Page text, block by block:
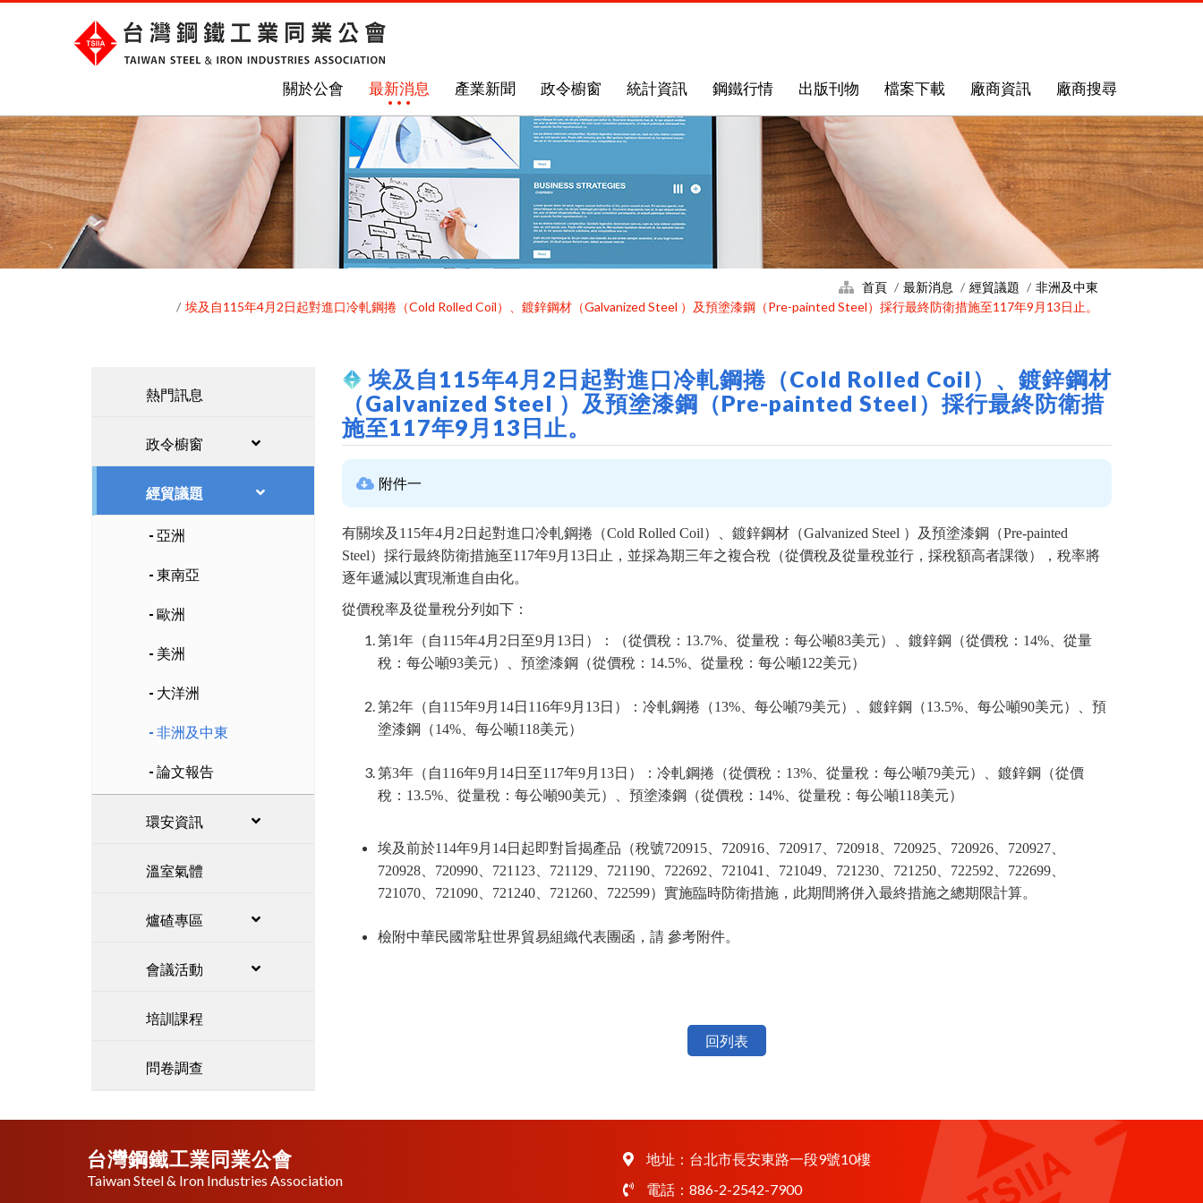
關於公會 最新消息 產業新聞 政令櫥窗 統計資訊 鋼鐵行情 出版刊物 檔案下載 廠商資訊 廠商搜尋
首頁 最新消息 經貿議題
非洲及中東
埃及自115年4月2日起對進口冷軋鋼捲（Cold Rolled Coil）、鍍鋅鋼材（Galvanized Steel ）及預塗漆鋼（Pre-painted Steel）採行最終防衛措施至117年9月13日止。
熱門訊息
政令櫥窗
經貿議題
亞洲
東南亞
歐洲
美洲
大洋洲
非洲及中東
論文報告
環安資訊
溫室氣體
爐碴專區
會議活動
培訓課程
問卷調查
埃及自115年4月2日起對進口冷軋鋼捲（Cold Rolled Coil）、鍍鋅鋼材
（Galvanized Steel ）及預塗漆鋼（Pre-painted Steel）採行最終防衛措
施至117年9月13日止。
附件一
有關埃及115年4月2日起對進口冷軋鋼捲（Cold Rolled Coil）、鍍鋅鋼材（Galvanized Steel ）及預塗漆鋼（Pre-painted
Steel）採行最終防衛措施至117年9月13日止，並採為期三年之複合稅（從價稅及從量稅並行，採稅額高者課徵），稅率將
逐年遞減以實現漸進自由化。
從價稅率及從量稅分列如下：
第1年（自115年4月2日至9月13日）：（從價稅：13.7%、從量稅：每公噸83美元）、鍍鋅鋼（從價稅：14%、從量
稅：每公噸93美元）、預塗漆鋼（從價稅：14.5%、從量稅：每公噸122美元）
第2年（自115年9月14日116年9月13日）：冷軋鋼捲（13%、每公噸79美元）、鍍鋅鋼（13.5%、每公噸90美元）、預
塗漆鋼（14%、每公噸118美元）
第3年（自116年9月14日至117年9月13日）：冷軋鋼捲（從價稅：13%、從量稅：每公噸79美元）、鍍鋅鋼（從價
稅：13.5%、從量稅：每公噸90美元）、預塗漆鋼（從價稅：14%、從量稅：每公噸118美元）
埃及前於114年9月14日起即對旨揭產品（稅號720915、720916、720917、720918、720925、720926、720927、
720928、720990、721123、721129、721190、722692、721041、721049、721230、721250、722592、722699、
721070、721090、721240、721260、722599）實施臨時防衛措施，此期間將併入最終措施之總期限計算。
檢附中華民國常駐世界貿易組織代表團函，請 參考附件。
回列表
台灣鋼鐵工業同業公會
Taiwan Steel & Iron Industries Association
地址： 台北市長安東路一段9號10樓
電話： 886-2-2542-7900